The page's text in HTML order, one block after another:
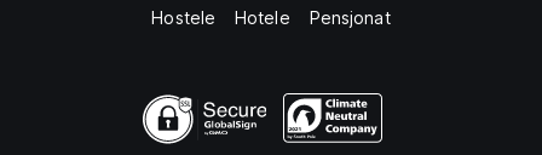
Hostele Hotele Pensjonat